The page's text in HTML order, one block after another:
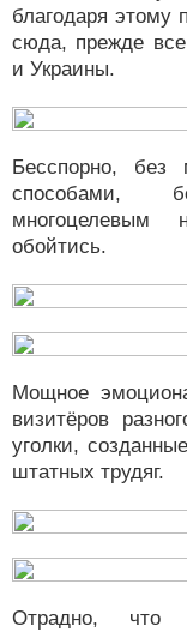
благодаря этому
сюда, прежде
и Украины.
Бесспорно, без
способами,
многоцелевым
обойтись.
Мощное
визитёров
уголки,
штатных трудяг.
Отрадно, что